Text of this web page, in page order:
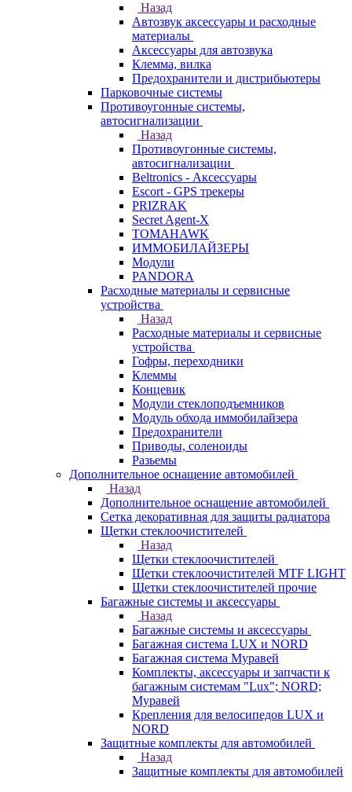
Назад
Автозвук аксессуары и расходные
материалы
Аксессуары для автозвука
Клемма, вилка
Предохранители и дистрибьютеры
Парковочные системы
Противоугонные системы,
автосигнализации
Назад
Противоугонные системы,
автосигнализации
Beltronics - Аксессуары
Escort - GPS трекеры
PRIZRAK
Secret Agent-X
TOMAHAWK
ИММОБИЛАЙЗЕРЫ
Модули
PANDORA
Расходные материалы и сервисные
устройства
Назад
Расходные материалы и сервисные
устройства
Гофры, переходники
Клеммы
Концевик
Модули стеклоподъемников
Модуль обхода иммобилайзера
Предохранители
Приводы, соленоиды
Разьемы
Дополнительное оснащение автомобилей
Назад
Дополнительное оснащение автомобилей
Сетка декоративная для защиты радиатора
Щетки стеклоочистителей
Назад
Щетки стеклоочистителей
Щетки стеклоочистителей MTF LIGHT
Щетки стеклоочистителей прочие
Багажные системы и аксессуары
Назад
Багажные системы и аксессуары
Багажная система LUX и NORD
Багажная система Муравей
Комплекты, аксессуары и запчасти к
багажным системам "Lux"; NORD;
Муравей
Крепления для велосипедов LUX и
NORD
Защитные комплекты для автомобилей
Назад
Защитные комплекты для автомобилей